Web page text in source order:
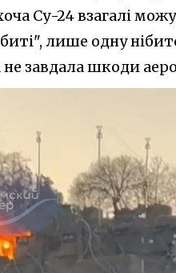
Су-24 взагалі
лише одну
завдала шкоди